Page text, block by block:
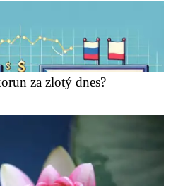
za zlotý dnes?